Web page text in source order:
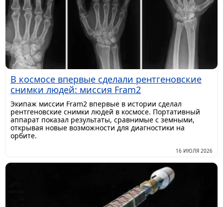
В космосе впервые сделали рентгеновские
снимки людей: миссия Fram2
Экипаж миссии Fram2 впервые в истории сделал
рентгеновские снимки людей в космосе. Портативный
аппарат показал результаты, сравнимые с земными,
открывая новые возможности для диагностики на
орбите.
16 ИЮЛЯ 2026